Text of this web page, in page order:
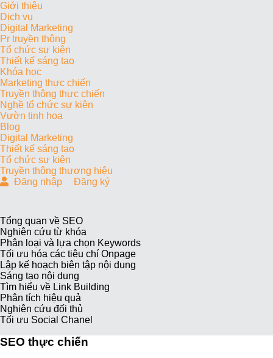
Giới thiệu
Dịch vụ
Digital Marketing
Pr truyền thông
Tổ chức sự kiện
Thiết kế sáng tạo
Khóa học
Marketing thực chiến
Truyền thông thực chiến
Nghề tổ chức sự kiện
Vườn tinh hoa
Blog
Digital Marketing
Thiết kế sáng tạo
Tổ chức sự kiện
Truyền thông thương hiệu
Đăng nhập
Đăng ký
Tổng quan về SEO
Nghiên cứu từ khóa
Phân loại và lựa chọn Keywords
Tối ưu hóa các tiêu chí Onpage
Lập kế hoạch biên tập nội dung
Sáng tạo nội dung
Tìm hiểu về Link Building
Phân tích hiệu quả
Nghiên cứu đối thủ
Tối ưu Social Chanel
SEO thực chiến